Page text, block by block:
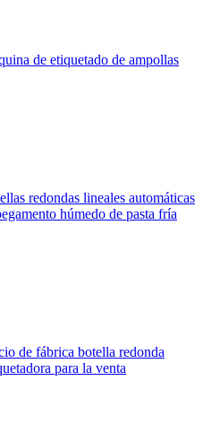
de etiquetado de ampollas
redondas lineales automáticas
húmedo de pasta fría
de fábrica botella redonda
para la venta